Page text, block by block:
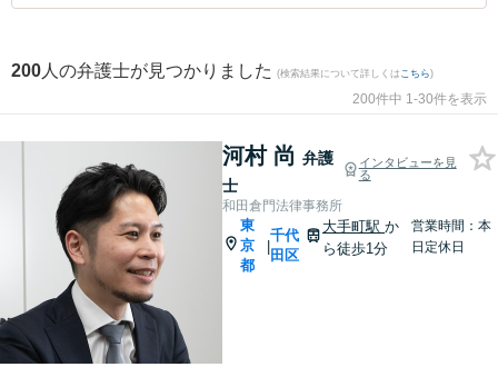
200 人の弁護士が見つかりました (検索結果について詳しくは こちら)
200件中 1-30件を表示
河村 尚 弁護
士
インタビューを見
る
和田倉門法律事務所
東
京
都
|
千代
田区
大手町駅か
ら徒歩1分
営業時間：本
日定休日